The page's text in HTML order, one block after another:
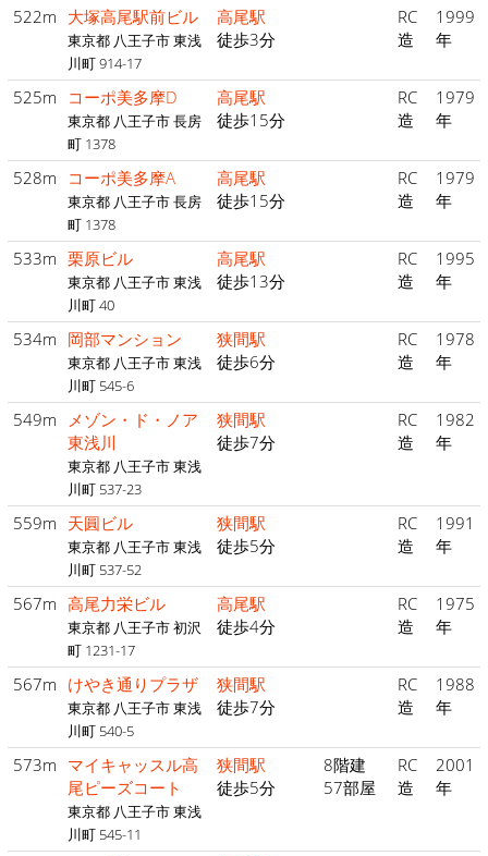
522m 大塚高尾駅前ビル
東京都 八王子市 東浅
川町 914-17
高尾駅
徒歩3分
RC
造
1999
年
525m コーポ美多摩D
東京都 八王子市 長房
町 1378
高尾駅
徒歩15分
RC
造
1979
年
528m コーポ美多摩A
東京都 八王子市 長房
町 1378
高尾駅
徒歩15分
RC
造
1979
年
533m 栗原ビル
東京都 八王子市 東浅
川町 40
高尾駅
徒歩13分
RC
造
1995
年
534m 岡部マンション
東京都 八王子市 東浅
川町 545-6
狭間駅
徒歩6分
RC
造
1978
年
549m
メゾン・ド・ノア
東浅川
東京都 八王子市 東浅
川町 537-23
狭間駅
徒歩7分
RC
造
1982
年
559m 天圓ビル
東京都 八王子市 東浅
川町 537-52
狭間駅
徒歩5分
RC
造
1991
年
567m 高尾力栄ビル
東京都 八王子市 初沢
町 1231-17
高尾駅
徒歩4分
RC
造
1975
年
567m けやき通りプラザ
東京都 八王子市 東浅
川町 540-5
狭間駅
徒歩7分
RC
造
1988
年
573m マイキャッスル高
尾ピーズコート
東京都 八王子市 東浅
川町 545-11
狭間駅
徒歩5分
8階建
57部屋
RC
造
2001
年